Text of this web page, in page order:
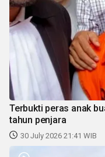
Terbukti peras anak
tahun penjara
30 July 2026 21:41 WIB